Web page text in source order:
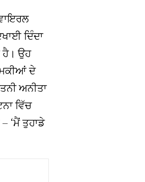
ਦਿੰਦਾ
ਹੈ। ਉਹ
ਦੇ
ਅਨੀਤਾ
ਵਿੱਚ
‘ਮੈਂ ਤੁਹਾਡੇ